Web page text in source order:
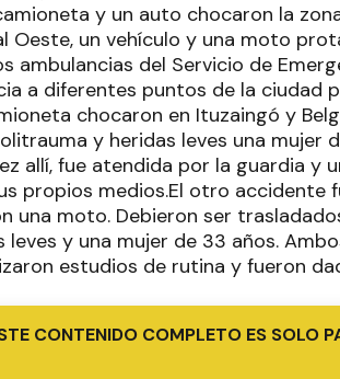
y un auto chocaron la
Oeste, un vehículo y una moto
ambulancias del Servicio de
a diferentes puntos de la ciudad
chocaron en Ituzaingó y
y heridas leves una mujer
allí, fue atendida por la guardia
propios medios.El otro accidente
una moto. Debieron ser
y una mujer de 33 años.
estudios de rutina y fueron
CONTENIDO COMPLETO ES SOLO